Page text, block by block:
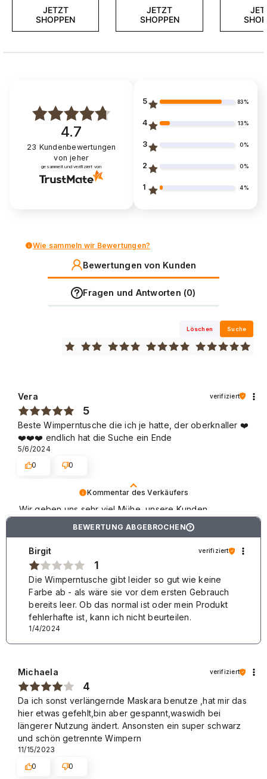
JETZT
SHOPPEN
JETZT
SHOPPEN
4.7
23 Kundenbewertungen
von jeher
gesammelt und verifiziert von
5 83%
4 13%
3 0%
2 0%
1 4%
Wie sammeln wir Bewertungen?
Bewertungen von Kunden
Fragen und Antworten (0)
Löschen Suche
Kommentar des Verkäufers
Wir geben uns sehr viel Mühe, unsere Kunden
Vielen Dank für Ihr positives Feedback und wir laden
Sie erneut ein! Liebe Grüße
Vera verifiziert
5
Beste Wimperntusche die ich je hatte, der oberknaller ❤️
❤️❤️❤️ endlich hat die Suche ein Ende
5/6/2024
0
0
BEWERTUNG ABGEBROCHEN ?
Birgit verifiziert
1
Die Wimperntusche gibt leider so gut wie keine
Farbe ab - als wäre sie vor dem ersten Gebrauch
bereits leer. Ob das normal ist oder mein Produkt
fehlerhafte ist, kann ich nicht beurteilen.
1/4/2024
Michaela verifiziert
4
Da ich sonst verlängernde Maskara benutze ,hat mir das
hier etwas gefehlt,bin aber gespannt,waswidh bei
längerer Nutzung ändert. Ansonsten ein super schwarz
und schön getrennte Wimpern
11/15/2023
0
0